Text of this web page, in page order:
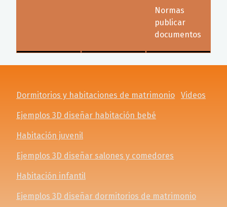
Normas
publicar
documentos
Dormitorios y habitaciones de matrimonio Videos
Ejemplos 3D diseñar habitación bebé
Habitación juvenil
Ejemplos 3D diseñar salones y comedores
Habitación infantil
Ejemplos 3D diseñar dormitorios de matrimonio